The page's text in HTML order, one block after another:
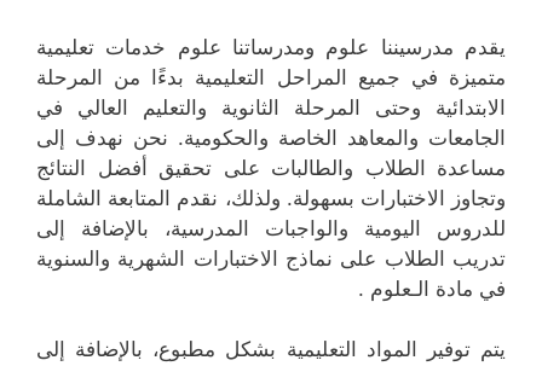
يقدم مدرسيننا علوم ومدرساتنا علوم خدمات تعليمية
متميزة في جميع المراحل التعليمية بدءًا من المرحلة
الابتدائية وحتى المرحلة الثانوية والتعليم العالي في
الجامعات والمعاهد الخاصة والحكومية. نحن نهدف إلى
مساعدة الطلاب والطالبات على تحقيق أفضل النتائج
وتجاوز الاختبارات بسهولة. ولذلك، نقدم المتابعة الشاملة
للدروس اليومية والواجبات المدرسية، بالإضافة إلى
تدريب الطلاب على نماذج الاختبارات الشهرية والسنوية
في مادة الـعلوم .
يتم توفير المواد التعليمية بشكل مطبوع، بالإضافة إلى